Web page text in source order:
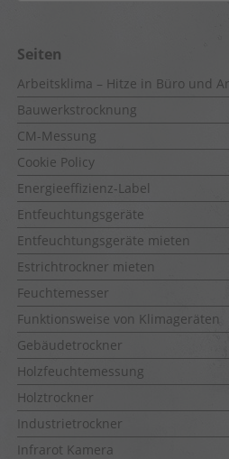
Seiten
Arbeitsklima – Hitze in Büro und
Bauwerkstrocknung
CM-Messung
Cookie Policy
Energieeffizienz-Label
Entfeuchtungsgeräte
Entfeuchtungsgeräte mieten
Estrichtrockner mieten
Feuchtemesser
Funktionsweise von Klimageräten
Gebäudetrockner
Holzfeuchtemessung
Holztrockner
Industrietrockner
Infrarot Kamera